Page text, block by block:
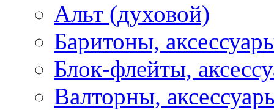
Альт (духовой)
Баритоны,
Блок-флейты,
Валторны,